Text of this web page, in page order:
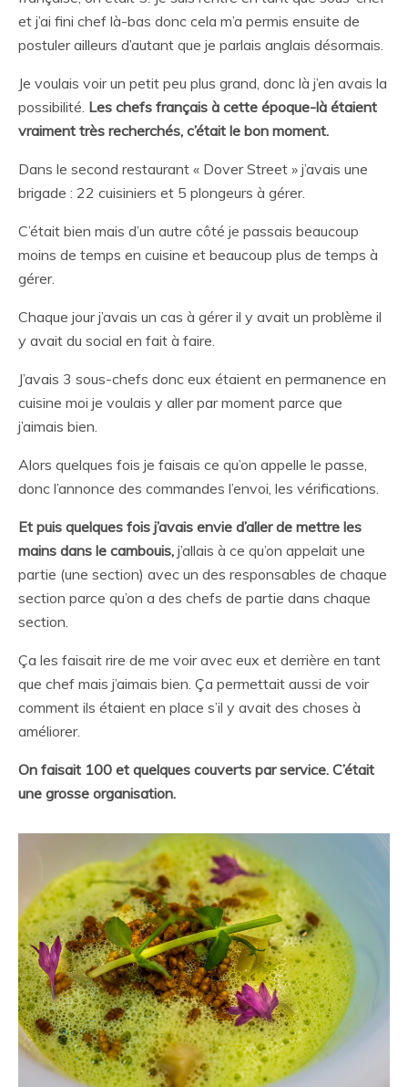
et j’ai fini chef là-bas donc cela m’a permis ensuite de
postuler ailleurs d’autant que je parlais anglais désormais.
Je voulais voir un petit peu plus grand, donc là j’en avais la
possibilité. Les chefs français à cette époque-là étaient
vraiment très recherchés, c’était le bon moment.
Dans le second restaurant « Dover Street » j’avais une
brigade : 22 cuisiniers et 5 plongeurs à gérer.
C’était bien mais d’un autre côté je passais beaucoup
moins de temps en cuisine et beaucoup plus de temps à
gérer.
Chaque jour j’avais un cas à gérer il y avait un problème il
y avait du social en fait à faire.
J’avais 3 sous-chefs donc eux étaient en permanence en
cuisine moi je voulais y aller par moment parce que
j’aimais bien.
Alors quelques fois je faisais ce qu’on appelle le passe,
donc l’annonce des commandes l’envoi, les vérifications.
Et puis quelques fois j’avais envie d’aller de mettre les
mains dans le cambouis, j’allais à ce qu’on appelait une
partie (une section) avec un des responsables de chaque
section parce qu’on a des chefs de partie dans chaque
section.
Ça les faisait rire de me voir avec eux et derrière en tant
que chef mais j’aimais bien. Ça permettait aussi de voir
comment ils étaient en place s’il y avait des choses à
améliorer.
On faisait 100 et quelques couverts par service. C’était
une grosse organisation.